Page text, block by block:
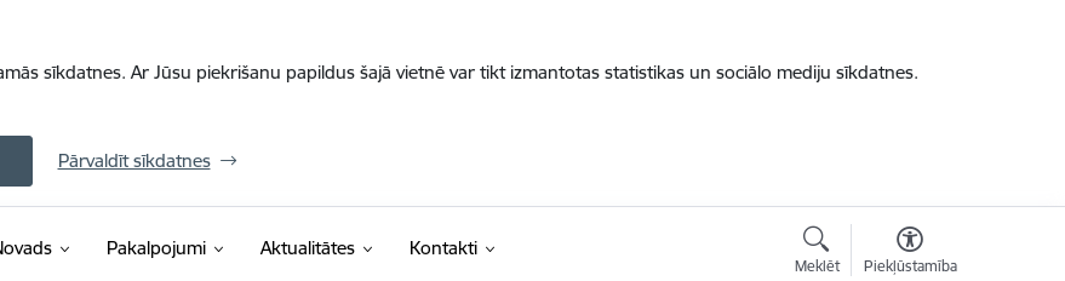
sīkdatnes. Ar Jūsu piekrišanu papildus šajā vietnē var tikt izmantotas statistikas un sociālo mediju sīkdatnes.
Pārvaldīt sīkdatnes
Pakalpojumi Aktualitātes Kontakti
Meklēt Piekļūstamība